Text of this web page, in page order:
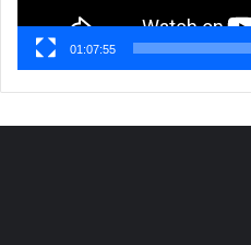
01:07:55